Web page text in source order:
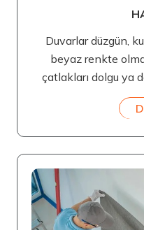
Duvarlar düzgün,
beyaz renkte
çatlakları dolgu ya